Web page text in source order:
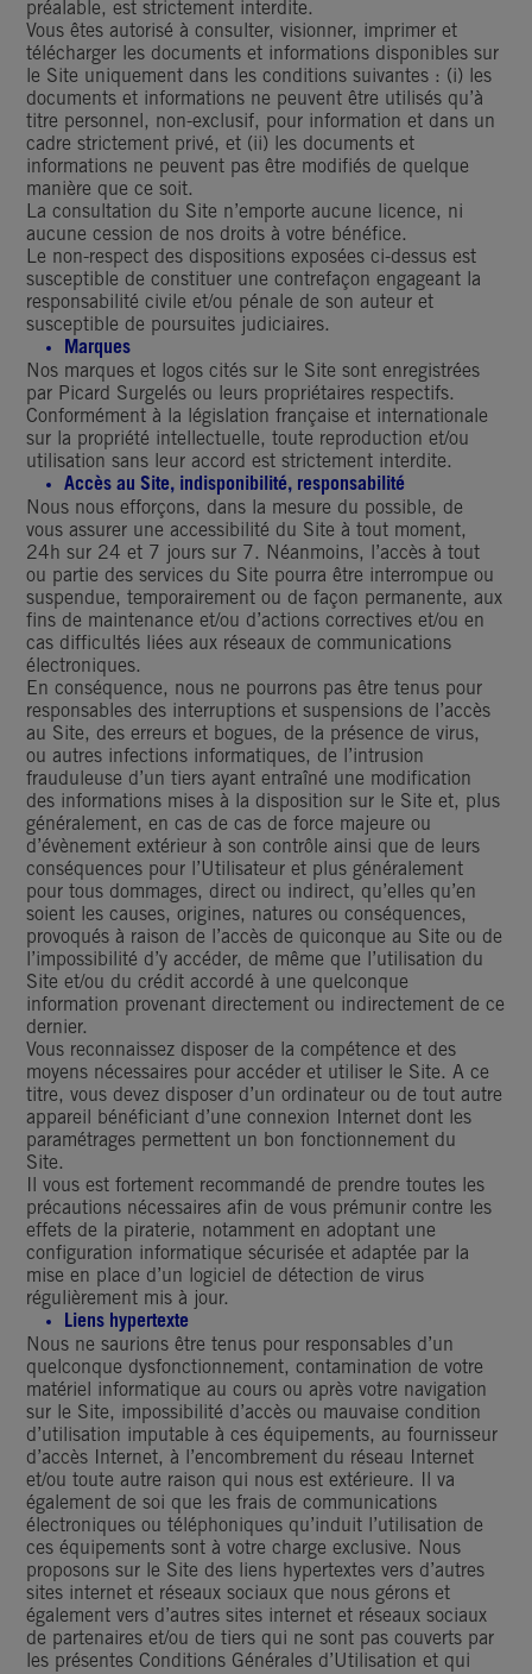
préalable, est strictement interdite.
Vous êtes autorisé à consulter, visionner, imprimer et
télécharger les documents et informations disponibles sur
le Site uniquement dans les conditions suivantes : (i) les
documents et informations ne peuvent être utilisés qu’à
titre personnel, non-exclusif, pour information et dans un
cadre strictement privé, et (ii) les documents et
informations ne peuvent pas être modifiés de quelque
manière que ce soit.
La consultation du Site n’emporte aucune licence, ni
aucune cession de nos droits à votre bénéfice.
Le non-respect des dispositions exposées ci-dessus est
susceptible de constituer une contrefaçon engageant la
responsabilité civile et/ou pénale de son auteur et
susceptible de poursuites judiciaires.
Marques
Nos marques et logos cités sur le Site sont enregistrées
par Picard Surgelés ou leurs propriétaires respectifs.
Conformément à la législation française et internationale
sur la propriété intellectuelle, toute reproduction et/ou
utilisation sans leur accord est strictement interdite.
Accès au Site, indisponibilité, responsabilité
Nous nous efforçons, dans la mesure du possible, de
vous assurer une accessibilité du Site à tout moment,
24h sur 24 et 7 jours sur 7. Néanmoins, l’accès à tout
ou partie des services du Site pourra être interrompue ou
suspendue, temporairement ou de façon permanente, aux
fins de maintenance et/ou d’actions correctives et/ou en
cas difficultés liées aux réseaux de communications
électroniques.
En conséquence, nous ne pourrons pas être tenus pour
responsables des interruptions et suspensions de l’accès
au Site, des erreurs et bogues, de la présence de virus,
ou autres infections informatiques, de l’intrusion
frauduleuse d’un tiers ayant entraîné une modification
des informations mises à la disposition sur le Site et, plus
généralement, en cas de cas de force majeure ou
d’évènement extérieur à son contrôle ainsi que de leurs
conséquences pour l’Utilisateur et plus généralement
pour tous dommages, direct ou indirect, qu’elles qu’en
soient les causes, origines, natures ou conséquences,
provoqués à raison de l’accès de quiconque au Site ou de
l’impossibilité d’y accéder, de même que l’utilisation du
Site et/ou du crédit accordé à une quelconque
information provenant directement ou indirectement de ce
dernier.
Vous reconnaissez disposer de la compétence et des
moyens nécessaires pour accéder et utiliser le Site. A ce
titre, vous devez disposer d’un ordinateur ou de tout autre
appareil bénéficiant d’une connexion Internet dont les
paramétrages permettent un bon fonctionnement du
Site.
Il vous est fortement recommandé de prendre toutes les
précautions nécessaires afin de vous prémunir contre les
effets de la piraterie, notamment en adoptant une
configuration informatique sécurisée et adaptée par la
mise en place d’un logiciel de détection de virus
régulièrement mis à jour.
Liens hypertexte
Nous ne saurions être tenus pour responsables d’un
quelconque dysfonctionnement, contamination de votre
matériel informatique au cours ou après votre navigation
sur le Site, impossibilité d’accès ou mauvaise condition
d’utilisation imputable à ces équipements, au fournisseur
d’accès Internet, à l’encombrement du réseau Internet
et/ou toute autre raison qui nous est extérieure. Il va
également de soi que les frais de communications
électroniques ou téléphoniques qu’induit l’utilisation de
ces équipements sont à votre charge exclusive. Nous
proposons sur le Site des liens hypertextes vers d’autres
sites internet et réseaux sociaux que nous gérons et
également vers d’autres sites internet et réseaux sociaux
de partenaires et/ou de tiers qui ne sont pas couverts par
les présentes Conditions Générales d’Utilisation et qui